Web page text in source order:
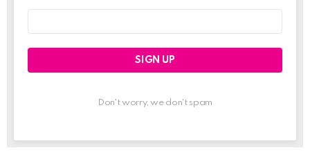
Don't worry, we don't spam